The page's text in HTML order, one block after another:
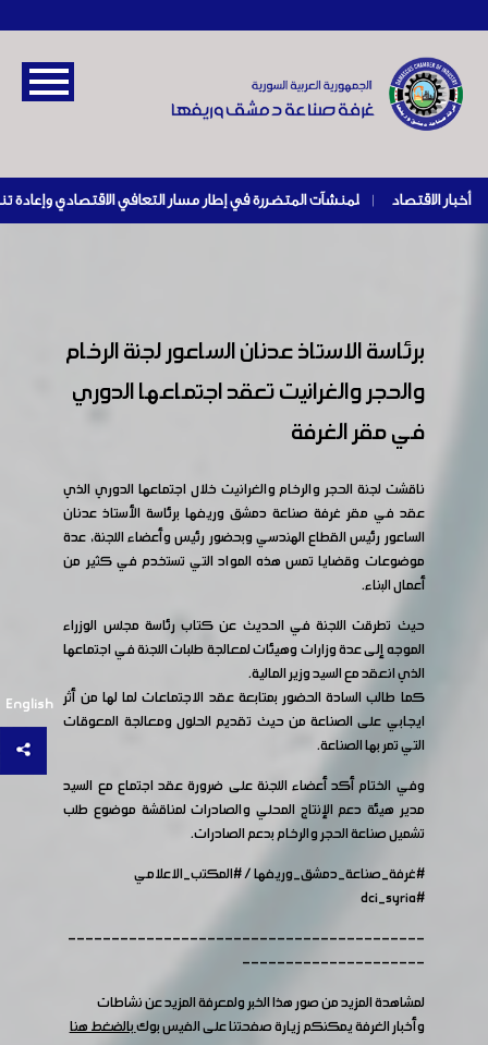
أخبار الاقتصاد |
English
برئاسة الاستاذ عدنان الساعور لجنة الرخام
والحجر والغرانيت تعقد اجتماعها الدوري
في مقر الغرفة
ناقشت لجنة الحجر والرخام والغرانيت خلال اجتماعها الدوري الذي
عقد في مقر غرفة صناعة دمشق وريفها برئاسة الأستاذ عدنان
الساعور رئيس القطاع الهندسي وبحضور رئيس وأعضاء اللجنة، عدة
موضوعات وقضايا تمس هذه المواد التي تستخدم في كثير من
أعمال البناء.
حيث تطرقت اللجنة في الحديث عن كتاب رئاسة مجلس الوزراء
الموجه إلى عدة وزارات وهيئات لمعالجة طلبات اللجنة في اجتماعها
الذي انعقد مع السيد وزير المالية.
كما طالب السادة الحضور بمتابعة عقد الاجتماعات لما لها من أثر
ايجابي على الصناعة من حيث تقديم الحلول ومعالجة المعوقات
التي تمر بها الصناعة.
وفي الختام أكد أعضاء اللجنة على ضرورة عقد اجتماع مع السيد
مدير هيئة دعم الإنتاج المحلي والصادرات لمناقشة موضوع طلب
تشميل صناعة الحجر والرخام بدعم الصادرات.
#غرفة_صناعة_دمشق_وريفها/#المكتب_الاعلامي
#dci_syria
-----------------------------------------
---------------------
لمشاهدة المزيد من صور هذا الخبر ولمعرفة المزيد عن نشاطات
وأخبار الغرفة يمكنكم زيارة صفحتنا على الفيس بوكبالضغط هنا